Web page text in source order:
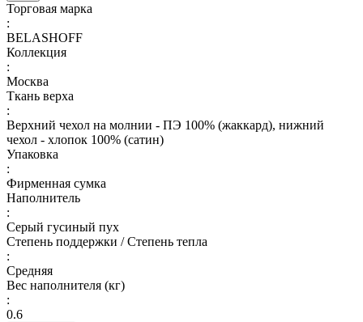
Торговая марка
:
BELASHOFF
Коллекция
:
Москва
Ткань верха
:
Верхний чехол на молнии - ПЭ 100% (жаккард), нижний
чехол - хлопок 100% (сатин)
Упаковка
:
Фирменная сумка
Наполнитель
:
Серый гусиный пух
Степень поддержки / Степень тепла
:
Средняя
Вес наполнителя (кг)
:
0.6